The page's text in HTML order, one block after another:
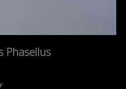
Phasellus